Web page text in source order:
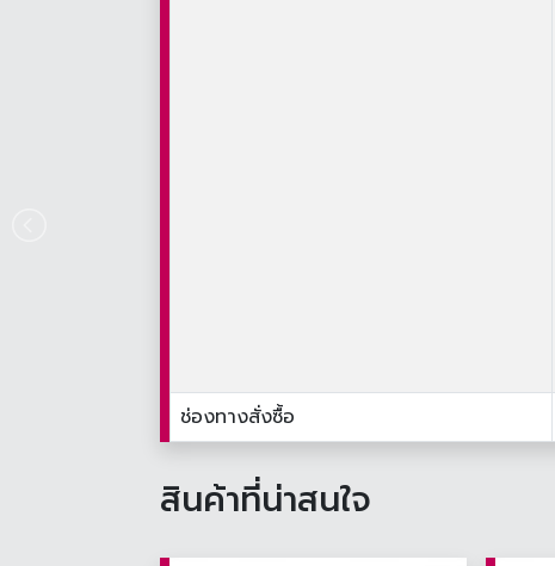
ช่องทางสั่งซื้อ
สินค้าที่น่าสนใจ